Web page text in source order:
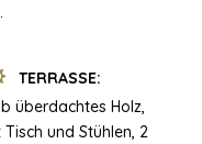
TERRASSE:
überdachtes Holz,
Tisch und Stühlen, 2